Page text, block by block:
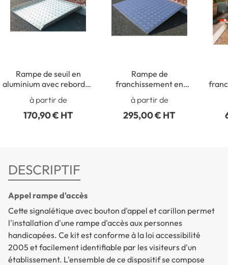
Rampe de seuil en
aluminium avec rebords -
largeur 750 mm
à partir de
170,90 € HT
Rampe de
franchissement en
aluminium avec poignée
de transport - Long. 740
x larg. 800 mm
à partir de
295,00 € HT
DESCRIPTIF
Appel rampe d'accès
Cette signalétique avec bouton d'appel et carillon permet
l'installation d'une rampe d'accès aux personnes
handicapées. Ce kit est conforme à la loi accessibilité
2005 et facilement identifiable par les visiteurs d'un
établissement. L'ensemble de ce dispositif se compose